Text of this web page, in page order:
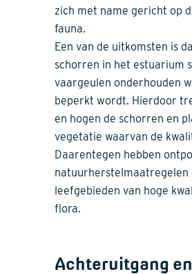
zich met name gericht op
fauna.
Een van de uitkomsten is
schorren in het estuarium
vaargeulen onderhouden
beperkt wordt. Hierdoor
en hogen de schorren en
vegetatie waarvan de
Daarentegen hebben
natuurherstelmaatregelen
leefgebieden van hoge
flora.
Achteruitgang